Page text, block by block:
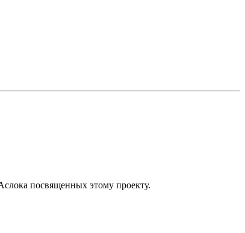
посвященных этому проекту.